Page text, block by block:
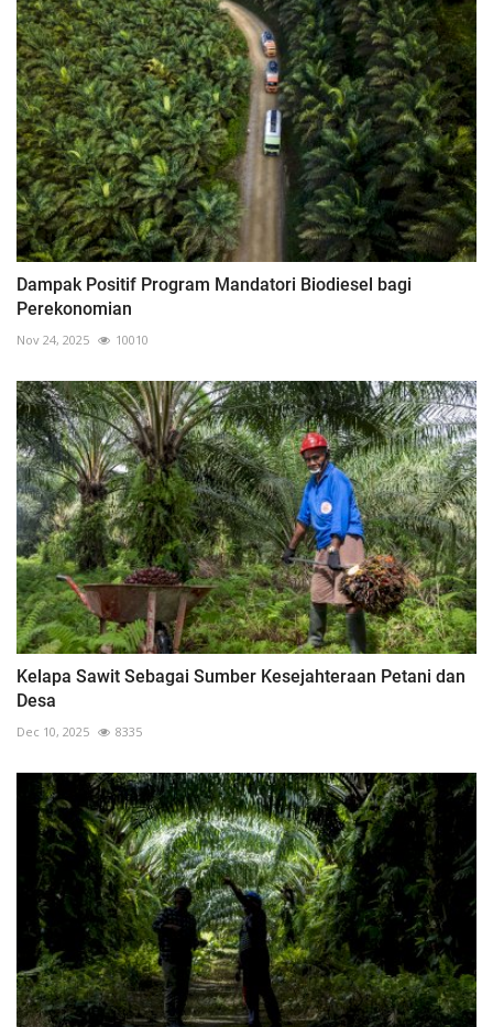
Dampak Positif Program Mandatori Biodiesel bagi
Perekonomian
Nov 24, 2025 10010
Kelapa Sawit Sebagai Sumber Kesejahteraan Petani dan
Desa
Dec 10, 2025 8335